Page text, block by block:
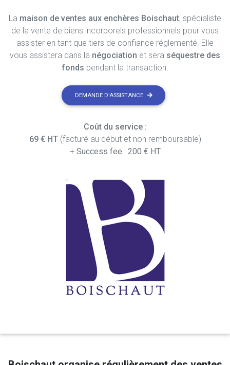
La maison de ventes aux enchères Boischaut, spécialiste
de la vente de biens incorporels professionnels pour vous
assister en tant que tiers de confiance réglementé. Elle
vous assistera dans la négociation et sera séquestre des
fonds pendant la transaction.
DEMANDE D'ASSISTANCE
Coût du service :
69 € HT(facturé au début et non remboursable)
+ Success fee : 200 € HT